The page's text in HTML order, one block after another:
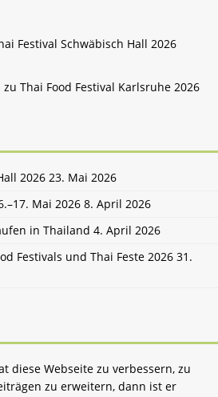
Festival Schwäbisch Hall 2026
zu Thai Food Festival Karlsruhe 2026
2026 23. Mai 2026
Mai 2026 8. April 2026
in Thailand 4. April 2026
Festivals und Thai Feste 2026 31.
diese Webseite zu verbessern, zu
zu erweitern, dann ist er